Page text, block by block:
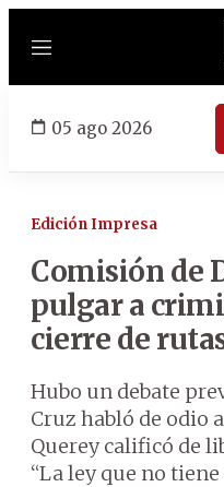
Menú
05 ago 2026
Edición Impresa
Comisión de
pulgar a
cierre de
Hubo un debate
Cruz habló de odio
Querey calificó de
“La ley que no